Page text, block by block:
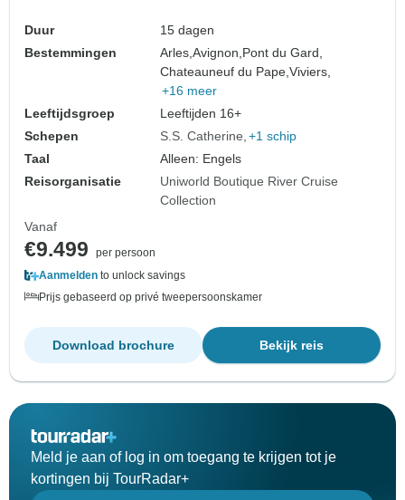
Duur
15 dagen
Bestemmingen
Arles,Avignon, Pont du Gard,
Chateauneuf du Pape,Viviers,
+16 meer
Leeftijdsgroep
Leeftijden 16+
Schepen
S.S. Catherine +1 schip
Taal
Alleen: Engels
Reisorganisatie
Uniworld Boutique River Cruise
Collection
Vanaf
€9.499
per persoon
Aanmelden to unlock savings
Prijs gebaseerd op privé tweepersoonskamer
Bekijk reis
Download brochure
Meld je aan of log in om toegang te krijgen tot je
kortingen bij TourRadar+